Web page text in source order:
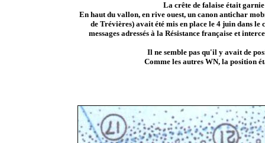
La crête de falaise était
En haut du vallon, en rive ouest, un canon antichar
de Trévières) avait été mis en place le 4 juin dans le
messages adressés à la Résistance française et
Il ne semble pas qu'il y avait de
Comme les autres WN, la position